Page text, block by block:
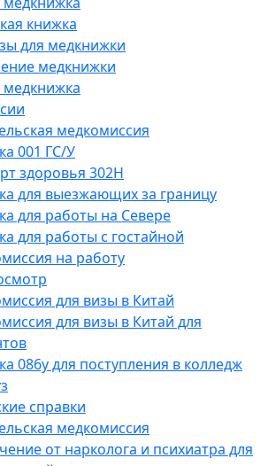
книжка
для медкнижки
медкнижки
медкомиссия
001 ГС/У
здоровья 302Н
для выезжающих за границу
для работы на Севере
для работы с гостайной
на работу
для визы в Китай
для визы в Китай для
086у для поступления в колледж
справки
медкомиссия
от нарколога и психиатра для